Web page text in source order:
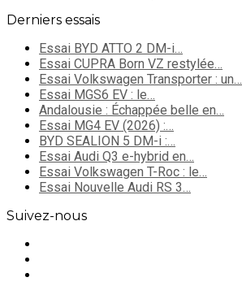
Derniers essais
Essai BYD ATTO 2 DM-i…
Essai CUPRA Born VZ restylée…
Essai Volkswagen Transporter : un…
Essai MGS6 EV : le…
Andalousie : Échappée belle en…
Essai MG4 EV (2026) :…
BYD SEALION 5 DM-i :…
Essai Audi Q3 e-hybrid en…
Essai Volkswagen T-Roc : le…
Essai Nouvelle Audi RS 3…
Suivez-nous